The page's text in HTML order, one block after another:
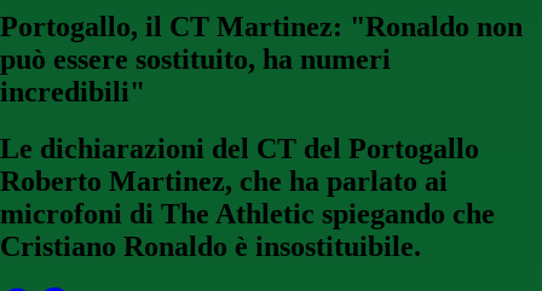
Portogallo, il CT Martinez: "Ronaldo non
può essere sostituito, ha numeri
incredibili"
Le dichiarazioni del CT del Portogallo
Roberto Martinez, che ha parlato ai
microfoni di The Athletic spiegando che
Cristiano Ronaldo è insostituibile.